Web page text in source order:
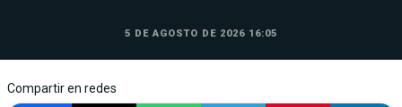
5 DE AGOSTO DE 2026 16:05
Compartir en redes